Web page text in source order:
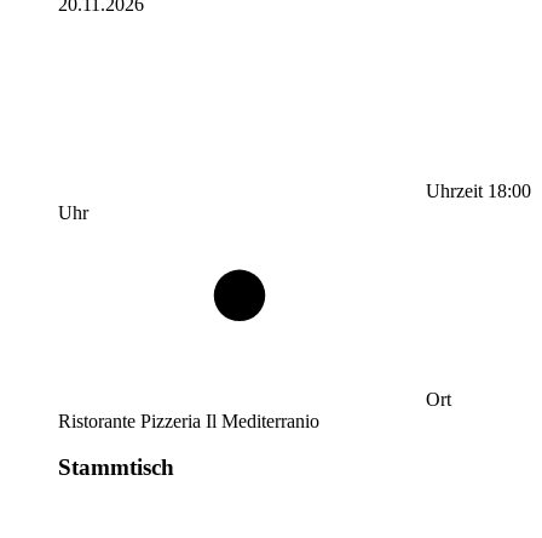
Uhrzeit 18:00
Uhr
Ort
Ristorante Pizzeria Il Mediterranio
Stammtisch